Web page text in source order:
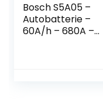
Bosch S5A05 –
Autobatterie –
60A/h – 680A –